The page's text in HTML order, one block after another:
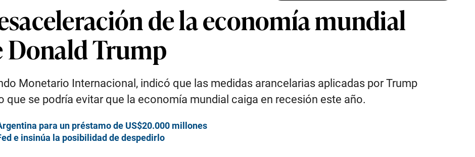
de la economía mundial
Donald Trump
Monetario Internacional, indicó que las medidas arancelarias aplicadas por Trump
que se podría evitar que la economía mundial caiga en recesión este año.
para un préstamo de US$20.000 millones
e insinúa la posibilidad de despedirlo